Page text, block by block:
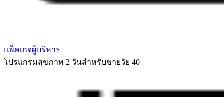
แพ็คเกจผู้บริหาร
โปรแกรมสุขภาพ 2 วันสำหรับชายวัย 40+